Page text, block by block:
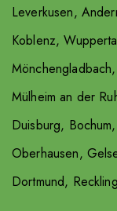
Leverkusen,
Koblenz,
Mönchengladbach,
Mülheim an der
Duisburg, Bochum,
Oberhausen,
Dortmund,